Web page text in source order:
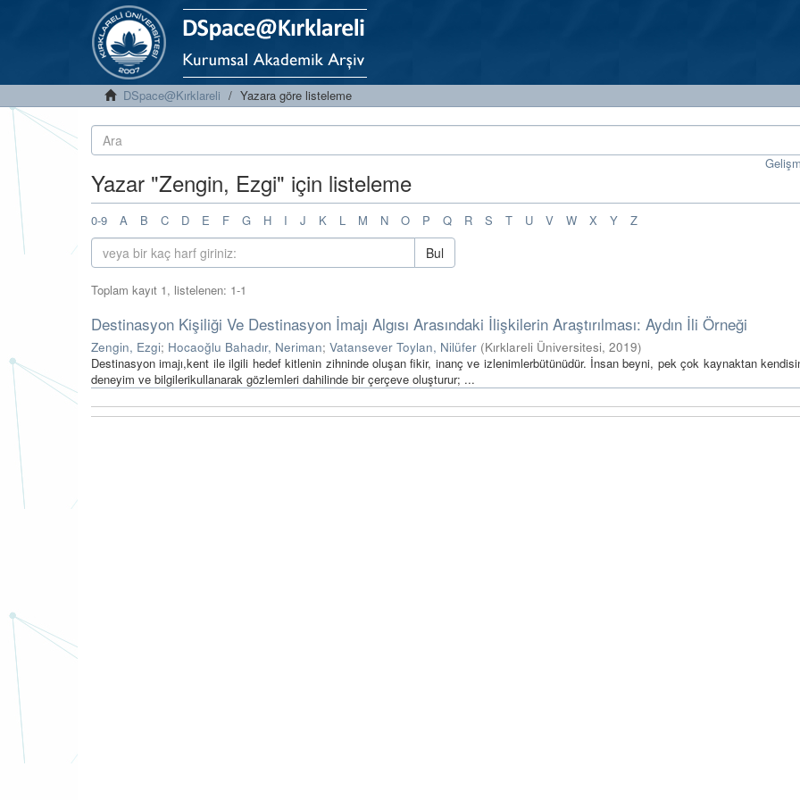
DSpace@Kırklareli Yazara göre listeleme
Yazar "Zengin, Ezgi" için listeleme
0-9 A B C D E F G H I J K L M N O P Q R S T U V W X Y Z
Bul
Toplam kayıt 1, listelenen: 1-1
Destinasyon Kişiliği Ve Destinasyon İmajı Algısı Arasındaki İlişkilerin Araştırılması: Aydın İli Örneği
Zengin, Ezgi; Hocaoğlu Bahadır, Neriman; Vatansever Toylan, Nilüfer (Kırklareli Üniversitesi, 2019)
Destinasyon imajı,kent ile ilgili hedef kitlenin zihninde oluşan fikir, inanç ve izlenimlerbütünüdür. İnsan beyni, pek çok kaynaktan
deneyim ve bilgilerikullanarak gözlemleri dahilinde bir çerçeve oluşturur; ...